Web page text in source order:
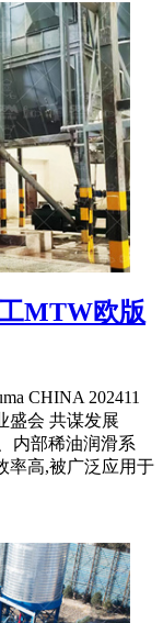
MTW欧版
CHINA 202411
盛会 共谋发展
内部稀油润滑系
率高,被广泛应用于